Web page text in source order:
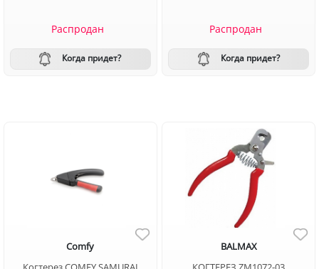
Распродан
Когда придет?
Распродан
Когда придет?
Comfy
BALMAX